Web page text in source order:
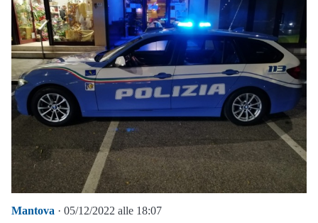
Mantova · 05/12/2022 alle 18:07